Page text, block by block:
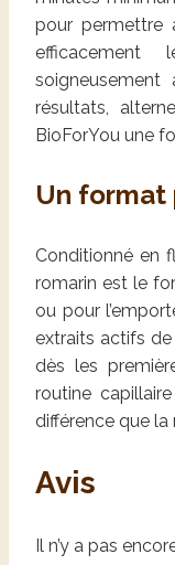
pour permettre
efficacement
soigneusement
résultats,
BioForYou une
Un format
Conditionné en
romarin est le
ou pour
extraits actifs
dès les
routine
différence que
Avis
Il n’y a pas